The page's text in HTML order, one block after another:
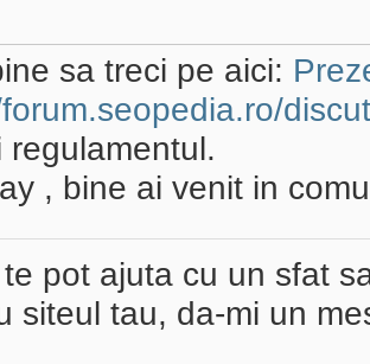
sa treci pe aici:
regulamentul.
, bine ai venit in
pot ajuta cu un sfat
siteul tau, da-mi un